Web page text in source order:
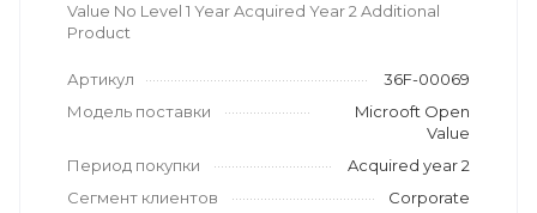
Value No Level 1 Year Acquired Year 2 Additional
Product
Артикул
36F-00069
Модель поставки
Microoft Open
Value
Период покупки
Acquired year 2
Сегмент клиентов
Corporate